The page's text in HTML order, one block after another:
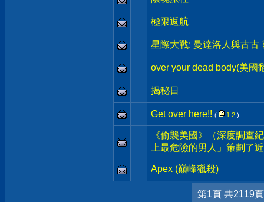
極限返航
星際大戰: 曼達洛人與古古
over your dead body(美國
揭秘日
Get over here!! ( 1 2 )
《偷襲美國》（深度調
上最危險的男人」策劃了
Apex (巔峰獵殺)
第1頁 共2119頁